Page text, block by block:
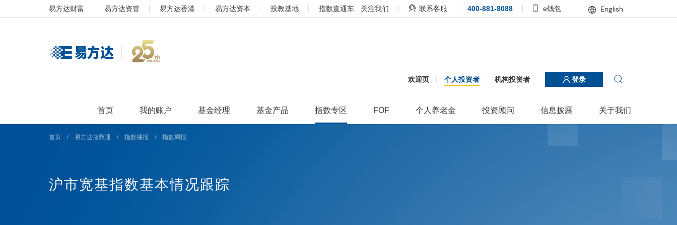
易方达财富 易方达资管 易方达香港 易方达资本 投教基地 指数直通车 关注我们 联系客服 400-881-8088 e钱包 English
欢迎页 个人投资者 机构投资者 登录
首页 我的账户 基金经理 基金产品 指数专区 FOF 个人养老金 投资顾问 信息披露 关于我们
首页 / 易方达指数通 / 指数播报 / 指数周报
沪市宽基指数基本情况跟踪